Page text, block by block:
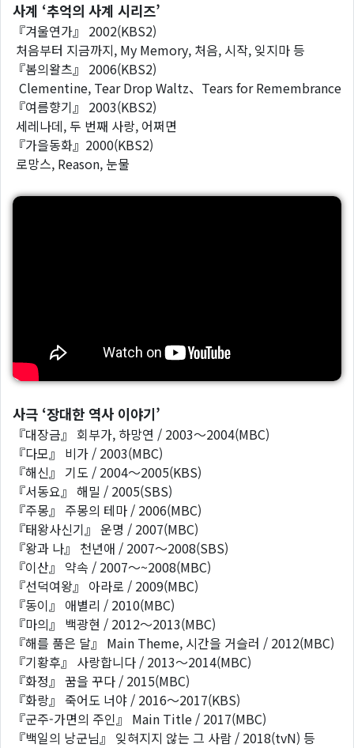
사계 ‘추억의 사계 시리즈’
『겨울연가』 2002(KBS2)
처음부터 지금까지, My Memory, 처음, 시작, 잊지마 등
『봄의왈츠』 2006(KBS2)
Clementine, Tear Drop Waltz、Tears for Remembrance
『여름향기』 2003(KBS2)
세레나데, 두 번째 사랑, 어쩌면
『가을동화』2000(KBS2)
로망스, Reason, 눈물
사극 ‘장대한 역사 이야기’
『대장금』 회부가, 하망연 / 2003～2004(MBC)
『다모』 비가 / 2003(MBC)
『해신』 기도 / 2004～2005(KBS)
『서동요』 해밀 / 2005(SBS)
『주몽』 주몽의 테마 / 2006(MBC)
『태왕사신기』 운명 / 2007(MBC)
『왕과 나』 천년애 / 2007～2008(SBS)
『이산』 약속 / 2007～~2008(MBC)
『선덕여왕』 아라로 / 2009(MBC)
『동이』 애별리 / 2010(MBC)
『마의』 백광현 / 2012～2013(MBC)
『해를 품은 달』 Main Theme, 시간을 거슬러 / 2012(MBC)
『기황후』 사랑합니다 / 2013～2014(MBC)
『화정』 꿈을 꾸다 / 2015(MBC)
『화랑』 죽어도 너야 / 2016～2017(KBS)
『군주-가면의 주인』 Main Title / 2017(MBC)
『백일의 낭군님』 잊혀지지 않는 그 사람 / 2018(tvN) 등